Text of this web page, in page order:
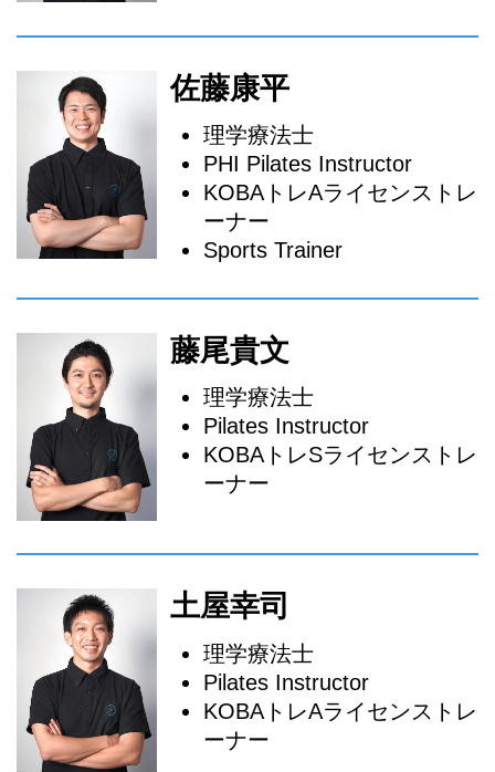
佐藤康平
理学療法士
PHI Pilates Instructor
KOBAトレAライセンストレ
ーナー
Sports Trainer
藤尾貴文
理学療法士
Pilates Instructor
KOBAトレSライセンストレ
ーナー
土屋幸司
理学療法士
Pilates Instructor
KOBAトレAライセンストレ
ーナー